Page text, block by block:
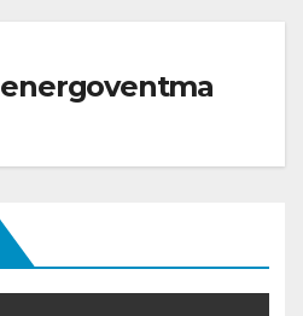
energoventma